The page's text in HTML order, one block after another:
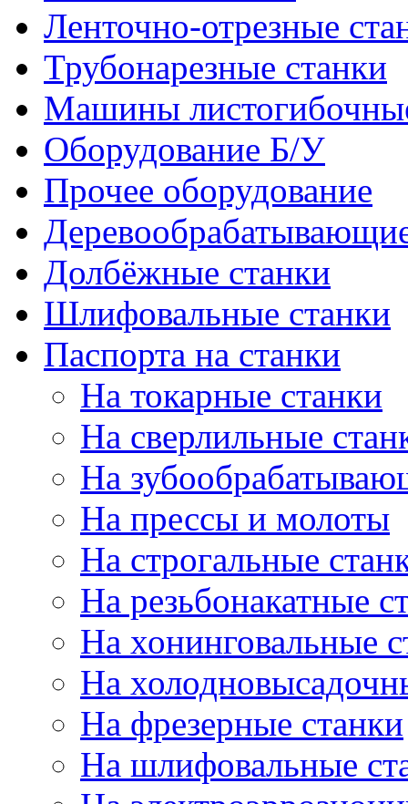
Ленточно-отрезные
Трубонарезные станки
Машины
Оборудование Б/У
Прочее оборудование
Долбёжные станки
Шлифовальные станки
Паспорта на станки
На токарные станки
На сверлильные
На
На прессы и молоты
На строгальные
На резьбонакатные
На хонинговальные
На
На фрезерные станки
На шлифовальные